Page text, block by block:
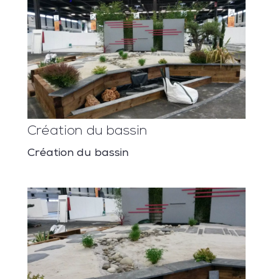
Création du bassin
Création du bassin